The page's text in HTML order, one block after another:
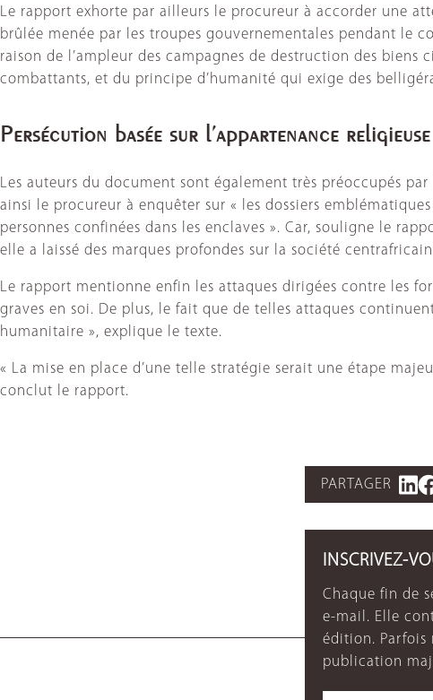
Le rapport exhorte par ailleurs le procureur à accorder une
brûlée menée par les troupes gouvernementales pendant le
raison de l’ampleur des campagnes de destruction des
combattants, et du principe d’humanité qui exige des
Persécution basée sur l’appartenance religieuse
Les auteurs du document sont également très préoccupés
ainsi le procureur à enquêter sur « les dossiers
personnes confinées dans les enclaves ». Car, souligne le
elle a laissé des marques profondes sur la société
Le rapport mentionne enfin les attaques dirigées contre les
graves en soi. De plus, le fait que de telles attaques
humanitaire », explique le texte.
« La mise en place d’une telle stratégie serait une étape
conclut le rapport.
PARTAGER
INSCRIVEZ-
Chaque fin de
e-mail. Elle
édition. Parfois
publication